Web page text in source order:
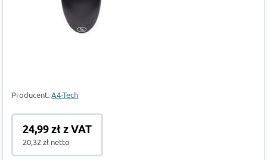
Producent:A4-Tech
24,99 zł z VAT
20,32 zł netto